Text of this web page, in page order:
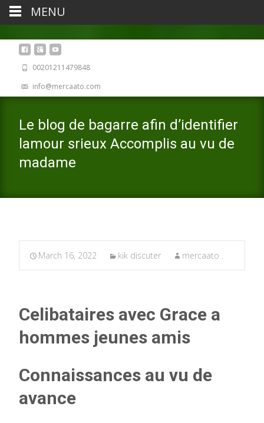
00201211479848
info@mercaato.com
Le blog de bagarre afin d’identifier
lamour srieux Accomplis au vu de
madame
March 16, 2022 kik discuter mercaato .
Celibataires avec Grace a
hommes jeunes amis
Connaissances au vu de
avance
MENU